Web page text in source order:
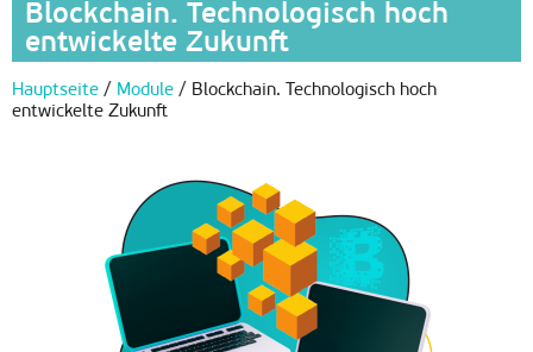
Blockchain. Technologisch hoch
entwickelte Zukunft
Hauptseite / Module / Blockchain. Technologisch hoch
entwickelte Zukunft